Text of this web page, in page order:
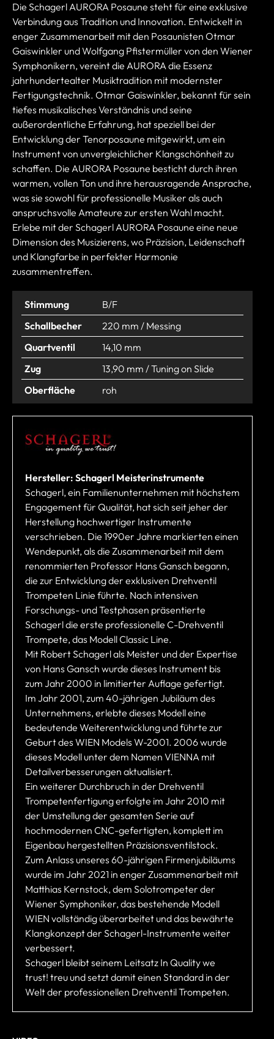
Die Schagerl AURORA Posaune steht für eine exklusive
Verbindung aus Tradition und Innovation. Entwickelt in
enger Zusammenarbeit mit den Posaunisten Otmar
Gaiswinkler und Wolfgang Pfistermüller von den Wiener
Symphonikern, vereint die AURORA die Essenz
jahrhundertealter Musiktradition mit modernster
Fertigungstechnik. Otmar Gaiswinkler, bekannt für sein
tiefes musikalisches Verständnis und seine
außerordentliche Erfahrung, hat speziell bei der
Entwicklung der Tenorposaune mitgewirkt, um ein
Instrument von unvergleichlicher Klangschönheit zu
schaffen. Die AURORA Posaune besticht durch ihren
warmen, vollen Ton und ihre herausragende Ansprache,
was sie sowohl für professionelle Musiker als auch
anspruchsvolle Amateure zur ersten Wahl macht.
Erlebe mit der Schagerl AURORA Posaune eine neue
Dimension des Musizierens, wo Präzision, Leidenschaft
und Klangfarbe in perfekter Harmonie
zusammentreffen.
Stimmung
B/F
Schallbecher
220 mm / Messing
Quartventil
14,10 mm
Zug
13,90 mm / Tuning on Slide
Oberfläche
roh
Hersteller: Schagerl Meisterinstrumente
Schagerl, ein Familienunternehmen mit höchstem
Engagement für Qualität, hat sich seit jeher der
Herstellung hochwertiger Instrumente
verschrieben. Die 1990er Jahre markierten einen
Wendepunkt, als die Zusammenarbeit mit dem
renommierten Professor Hans Gansch begann,
die zur Entwicklung der exklusiven Drehventil
Trompeten Linie führte. Nach intensiven
Forschungs- und Testphasen präsentierte
Schagerl die erste professionelle C-Drehventil
Trompete, das Modell Classic Line.
Mit Robert Schagerl als Meister und der Expertise
von Hans Gansch wurde dieses Instrument bis
zum Jahr 2000 in limitierter Auflage gefertigt.
Im Jahr 2001, zum 40-jährigen Jubiläum des
Unternehmens, erlebte dieses Modell eine
bedeutende Weiterentwicklung und führte zur
Geburt des WIEN Models W-2001. 2006 wurde
dieses Modell unter dem Namen VIENNA mit
Detailverbesserungen aktualisiert.
Ein weiterer Durchbruch in der Drehventil
Trompetenfertigung erfolgte im Jahr 2010 mit
der Umstellung der gesamten Serie auf
hochmodernen CNC-gefertigten, komplett im
Eigenbau hergestellten Präzisionsventilstock.
Zum Anlass unseres 60-jährigen Firmenjubiläums
wurde im Jahr 2021 in enger Zusammenarbeit mit
Matthias Kernstock, dem Solotrompeter der
Wiener Symphoniker, das bestehende Modell
WIEN vollständig überarbeitet und das bewährte
Klangkonzept der Schagerl-Instrumente weiter
verbessert.
Schagerl bleibt seinem Leitsatz In Quality we
trust! treu und setzt damit einen Standard in der
Welt der professionellen Drehventil Trompeten.